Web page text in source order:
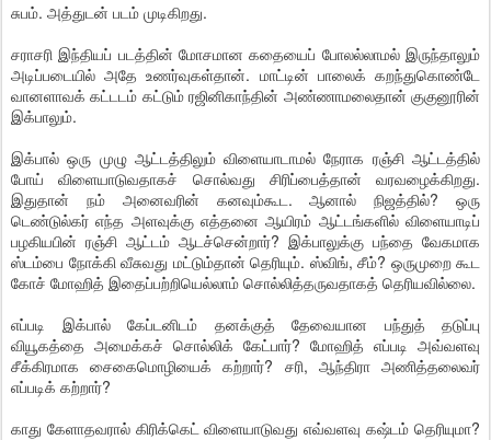
சுபம். அத்துடன் படம் முடிகிறது.
சராசரி இந்தியப் படத்தின் மோசமான கதையைப் போலல்லாமல் இருந்தாலும்
அடிப்படையில் அதே உணர்வுகள்தான். மாட்டின் பாலைக் கறந்துகொண்டே
வானளாவக் கட்டடம் கட்டும் ரஜினிகாந்தின் அண்ணாமலைதான் குகுனூரின்
இக்பாலும்.
இக்பால் ஒரு முழு ஆட்டத்திலும் விளையாடாமல் நேராக ரஞ்சி ஆட்டத்தில்
போய் விளையாடுவதாகச் சொல்வது சிரிப்பைத்தான் வரவழைக்கிறது.
இதுதான் நம் அனைவரின் கனவும்கூட. ஆனால் நிஜத்தில்? ஒரு
டெண்டுல்கர் எந்த அளவுக்கு எத்தனை ஆயிரம் ஆட்டங்களில் விளையாடிப்
பழகியபின் ரஞ்சி ஆட்டம் ஆடச்சென்றார்? இக்பாலுக்கு பந்தை வேகமாக
ஸ்டம்பை நோக்கி வீசுவது மட்டும்தான் தெரியும். ஸ்விங், சீம்? ஒருமுறை கூட
கோச் மோஹித் இதைப்பற்றியெல்லாம் சொல்லித்தருவதாகத் தெரியவில்லை.
எப்படி இக்பால் கேப்டனிடம் தனக்குத் தேவையான பந்துத் தடுப்பு
வியூகத்தை அமைக்கச் சொல்லிக் கேட்பார்? மோஹித் எப்படி அவ்வளவு
சீக்கிரமாக சைகைமொழியைக் கற்றார்? சரி, ஆந்திரா அணித்தலைவர்
எப்படிக் கற்றார்?
காது கேளாதவரால் கிரிக்கெட் விளையாடுவது எவ்வளவு கஷ்டம் தெரியுமா?